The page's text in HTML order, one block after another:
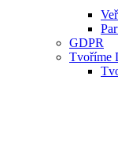
GDPR
Tvoříme